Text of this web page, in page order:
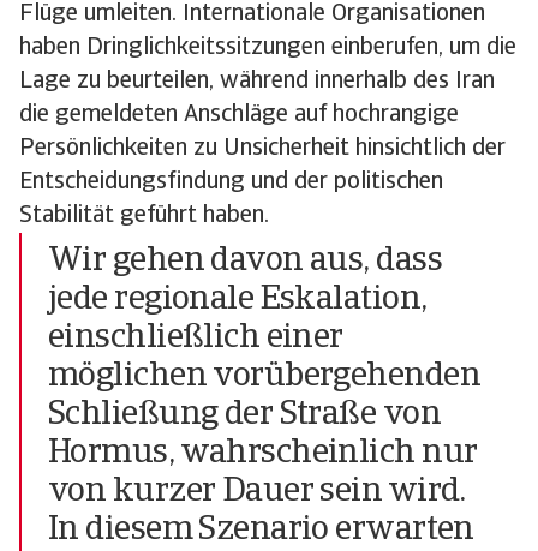
Flüge umleiten. Internationale Organisationen
haben Dringlichkeitssitzungen einberufen, um die
Lage zu beurteilen, während innerhalb des Iran
die gemeldeten Anschläge auf hochrangige
Persönlichkeiten zu Unsicherheit hinsichtlich der
Entscheidungsfindung und der politischen
Stabilität geführt haben.
Wir gehen davon aus, dass
jede regionale Eskalation,
einschließlich einer
möglichen vorübergehenden
Schließung der Straße von
Hormus, wahrscheinlich nur
von kurzer Dauer sein wird.
In diesem Szenario erwarten